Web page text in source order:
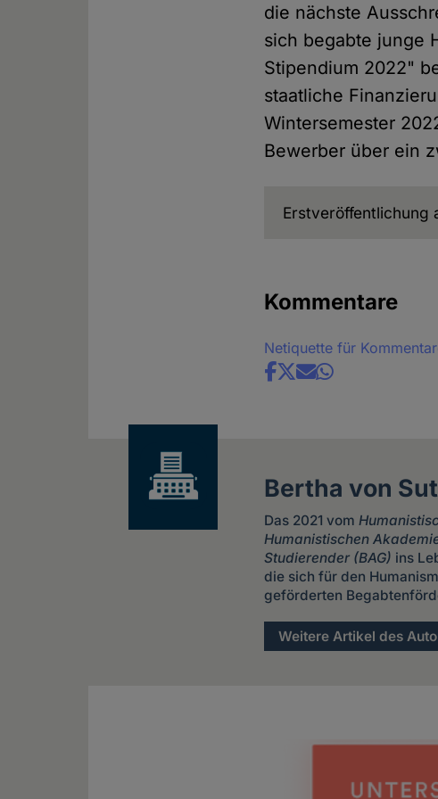
die nächste
sich begabte junge
Stipendium 2022"
staatliche
Wintersemester
Bewerber über ein
Erstveröffentlichung
Kommentare
Netiquette für
Share
Bertha von
Das 2021 vom
Humanistischen
Studierender (BAG) ins
die sich für den
geförderten
Weitere Artikel des